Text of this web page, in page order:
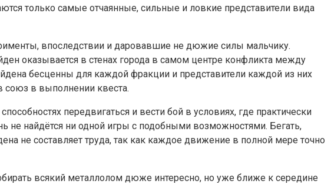
только самые отчаянные, сильные и ловкие представители вида
впоследствии и даровавшие не дюжие силы мальчику.
оказывается в стенах города в самом центре конфликта между
бесценны для каждой фракции и представители каждой из них
союз в выполнении квеста.
передвигаться и вести бой в условиях, где практически
не найдётся ни одной игры с подобными возможностями. Бегать,
не составляет труда, так как каждое движение в полной мере точно
всякий металлолом дюже интересно, но уже ближе к середине